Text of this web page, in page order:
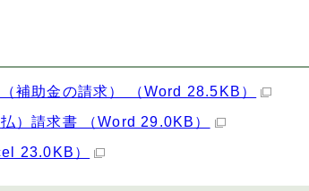
補助金の請求） （Word 28.5KB）
）請求書 （Word 29.0KB）
23.0KB）